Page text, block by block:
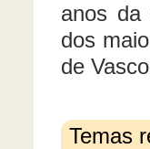
anos da
dos
de
Temas